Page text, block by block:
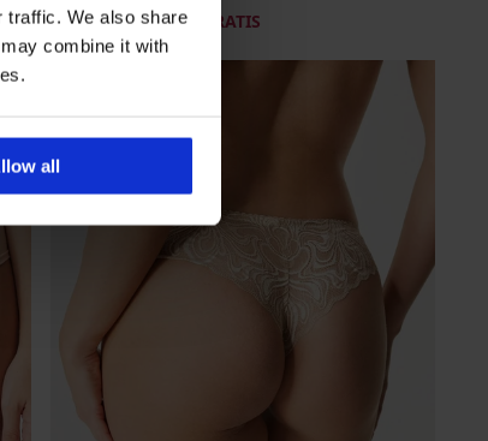
traffic. We also share
combine it with
all
16,99 €akcija 3+1 GRATIS